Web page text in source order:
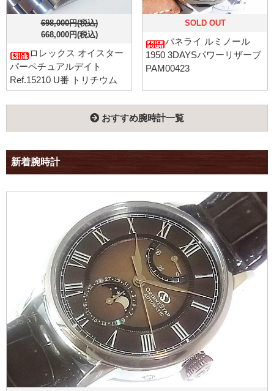
698,000円(税込)
668,000円(税込)
ロレックス オイスター
パーペチュアルデイト
Ref.15210 U番 トリチウム
SOLD OUT
パネライ ルミノール
1950 3DAYSパワーリザーブ
PAM00423
おすすめ腕時計一覧
新着腕時計